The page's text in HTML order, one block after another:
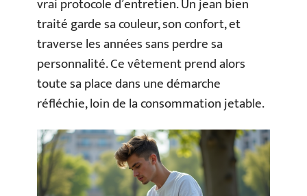
vrai protocole d’entretien. Un jean bien
traité garde sa couleur, son confort, et
traverse les années sans perdre sa
personnalité. Ce vêtement prend alors
toute sa place dans une démarche
réfléchie, loin de la consommation jetable.